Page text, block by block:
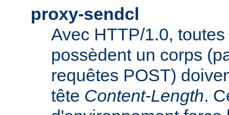
proxy-sendcl
Avec HTTP/1.0,
possèdent un corps
requêtes POST)
tête Content-Length.